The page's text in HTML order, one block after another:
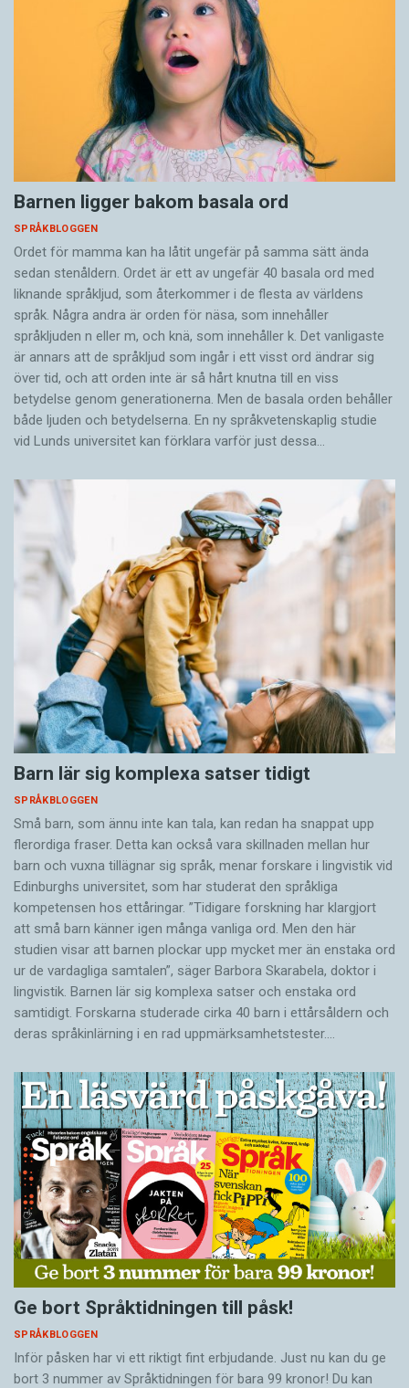
Barnen ligger bakom basala ord
SPRÅKBLOGGEN
Ordet för mamma kan ha låtit ungefär på samma sätt ända
sedan stenåldern. Ordet är ett av ungefär 40 basala ord med
liknande språkljud, som återkommer i de flesta av världens
språk. Några andra är orden för näsa, som innehåller
språkljuden n eller m, och knä, som innehåller k. Det vanligaste
är annars att de språkljud som ingår i ett visst ord ändrar sig
över tid, och att orden inte är så hårt knutna till en viss
betydelse genom generationerna. Men de basala orden behåller
både ljuden och betydelserna. En ny språkvetenskaplig studie
vid Lunds universitet kan förklara varför just dessa…
Barn lär sig komplexa satser tidigt
SPRÅKBLOGGEN
Små barn, som ännu inte kan tala, kan redan ha snappat upp
flerordiga fraser. Detta kan också vara skillnaden mellan hur
barn och vuxna tillägnar sig språk, menar forskare i lingvistik vid
Edinburghs universitet, som har studerat den språkliga
kompetensen hos ettåringar. ”Tidigare forskning har klargjort
att små barn känner igen många vanliga ord. Men den här
studien visar att barnen plockar upp mycket mer än enstaka ord
ur de vardagliga samtalen”, säger Barbora Skarabela, doktor i
lingvistik. Barnen lär sig komplexa satser och enstaka ord
samtidigt. Forskarna studerade cirka 40 barn i ettårsåldern och
deras språkinlärning i en rad uppmärksamhetstester.…
Ge bort Språktidningen till påsk!
SPRÅKBLOGGEN
Inför påsken har vi ett riktigt fint erbjudande. Just nu kan du ge
bort 3 nummer av Språktidningen för bara 99 kronor! Du kan